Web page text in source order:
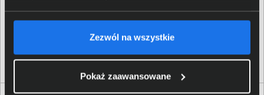
Zezwól na wszystkie
Pokaż zaawansowane
Dziękujemy naszym Klientom i Partnerom za zaufanie —
się rozwijać i realizować kolejne ambitne cele. Nie
zwalniamy tempa i działamy dalej.